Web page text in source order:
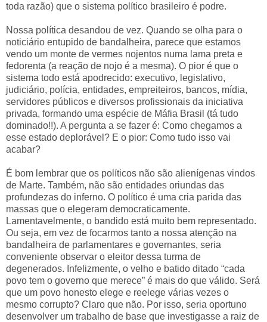
toda razão) que o sistema político brasileiro é podre.
Nossa política desandou de vez. Quando se olha para o
noticiário entupido de bandalheira, parece que estamos
vendo um monte de vermes nojentos numa lama preta e
fedorenta (a reação de nojo é a mesma). O pior é que o
sistema todo está apodrecido: executivo, legislativo,
judiciário, polícia, entidades, empreiteiros, bancos, mídia,
servidores públicos e diversos profissionais da iniciativa
privada, formando uma espécie de Máfia Brasil (tá tudo
dominado!!). A pergunta a se fazer é: Como chegamos a
esse estado deplorável? E o pior: Como tudo isso vai
acabar?
É bom lembrar que os políticos não são alienígenas vindos
de Marte. Também, não são entidades oriundas das
profundezas do inferno. O político é uma cria parida das
massas que o elegeram democraticamente.
Lamentavelmente, o bandido está muito bem representado.
Ou seja, em vez de focarmos tanto a nossa atenção na
bandalheira de parlamentares e governantes, seria
conveniente observar o eleitor dessa turma de
degenerados. Infelizmente, o velho e batido ditado “cada
povo tem o governo que merece” é mais do que válido. Será
que um povo honesto elege e reelege várias vezes o
mesmo corrupto? Claro que não. Por isso, seria oportuno
desenvolver um trabalho de base que investigasse a raiz de